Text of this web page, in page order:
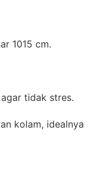
1015 cm.
tidak stres.
kolam, idealnya